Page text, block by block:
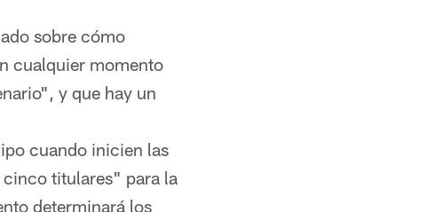
sobre cómo
cualquier momento
y que hay un
cuando inicien las
titulares" para la
determinará los